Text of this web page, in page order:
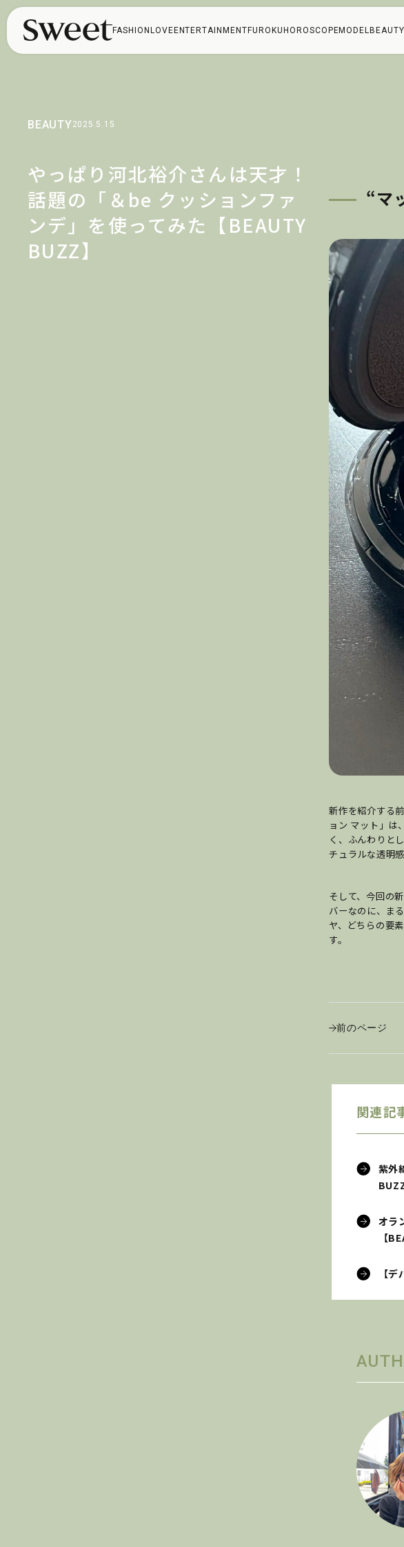
FASHION LOVE ENTERTAINMENT FUROKU HOROSCOPEMODEL BEAUTY
BEAUTY2025.5.15
やっぱり河北裕介さんは天才！
話題の「＆be クッションファ
ンデ」を使ってみた【BEAUTY
BUZZ】
“マ
新作を紹介する
ョン マット」は
く、ふんわりと
チュラルな透明
そして、今回の
バーなのに、ま
ヤ、どちらの要
す。
前のページ
関連記
紫外
BUZZ
オラ
【
【